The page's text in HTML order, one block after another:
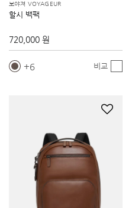
보야져 VOYAGEUR
할시 백팩
720,000 원
6 비교